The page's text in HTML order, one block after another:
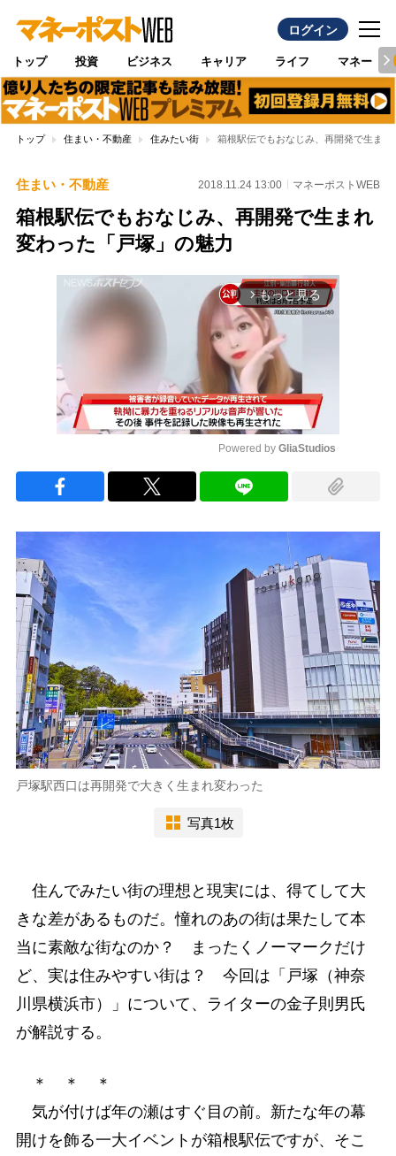
ログイン
トップ 投資 ビジネス キャリア ライフ マネー
トップ 住まい・不動産 住みたい街 箱根駅伝でもおなじみ、再開発で生ま
住まい・不動産 2018.11.24 13:00 マネーポストWEB
箱根駅伝でもおなじみ、再開発で生まれ
変わった「戸塚」の魅力
arrow_forward_ios もっと見る
Powered by GliaStudios
戸塚駅西口は再開発で大きく生まれ変わった
写真1枚
住んでみたい街の理想と現実には、得てして大
きな差があるものだ。憧れのあの街は果たして本
当に素敵な街なのか？ まったくノーマークだけ
ど、実は住みやすい街は？ 今回は「戸塚（神奈
川県横浜市）」について、ライターの金子則男氏
が解説する。
＊ ＊ ＊
気が付けば年の瀬はすぐ目の前。新たな年の幕
開けを飾る一大イベントが箱根駅伝ですが、そこ